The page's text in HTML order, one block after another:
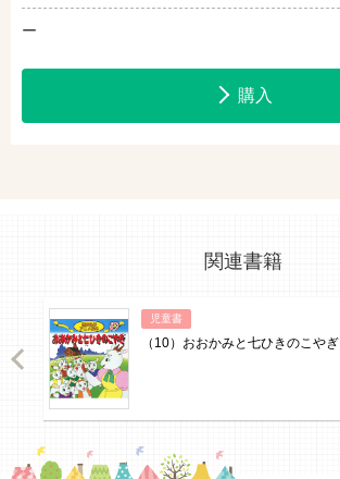
ー
購入
関連書籍
児童書
（10）おおかみと七ひきのこやぎ